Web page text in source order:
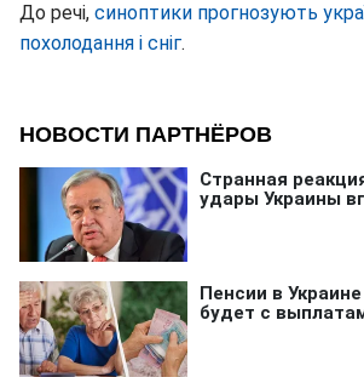
До речі, синоптики прогнозують
похолодання і сніг.